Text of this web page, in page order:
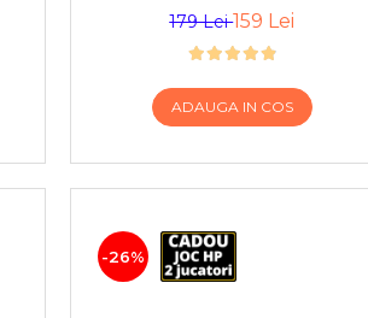
179 Lei159 Lei
ADAUGA IN COS
-26%